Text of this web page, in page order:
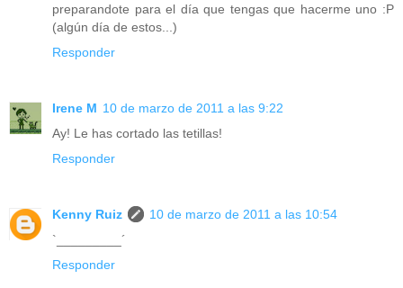
preparandote para el día que tengas que hacerme uno :P
(algún día de estos...)
Responder
Irene M 10 de marzo de 2011 a las 9:22
Ay! Le has cortado las tetillas!
Responder
Kenny Ruiz
10 de marzo de 2011 a las 10:54
`_________´
Responder